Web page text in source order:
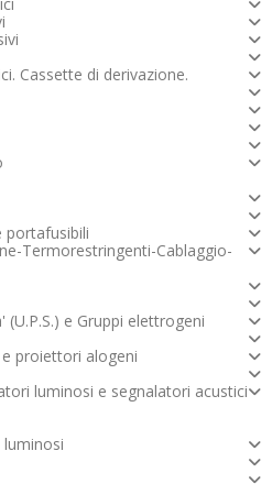
Cassette di derivazione.
portafusibili
Termorestringenti-Cablaggio-
e Gruppi elettrogeni
proiettori alogeni
luminosi e segnalatori acustici -
luminosi